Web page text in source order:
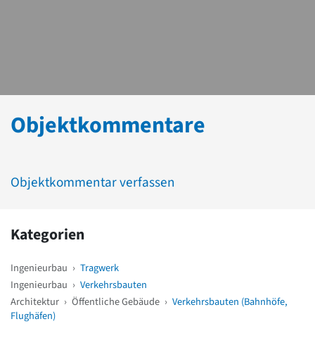
Objektkommentare
Objektkommentar verfassen
Kategorien
Ingenieurbau › Tragwerk
Ingenieurbau › Verkehrsbauten
Architektur › Öffentliche Gebäude › Verkehrsbauten (Bahnhöfe,
Flughäfen)